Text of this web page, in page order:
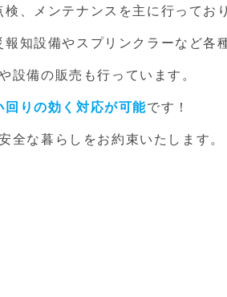
、メンテナンスを主に行ってお
知設備やスプリンクラーなど各
設備の販売も行っています。
りの効く対応が可能です！
全な暮らしをお約束いたします。